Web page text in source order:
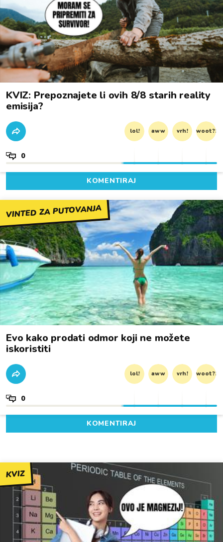
KVIZ: Prepoznajete li ovih 8/8 starih reality
emisija?
lol! aww vrh! woot?!
0
KOMENTIRAJ
VINTED ZA PUTOVANJA
Evo kako prodati odmor koji ne možete
iskoristiti
lol! aww vrh! woot?!
0
KOMENTIRAJ
KVIZ